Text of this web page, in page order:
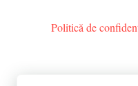
Politică de